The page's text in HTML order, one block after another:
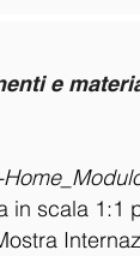
e
in scala 1:1